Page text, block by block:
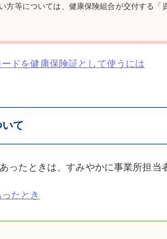
方等については、健康保険組合が交付する「
ドを健康保険証として使うには
て
ったときは、すみやかに事業所担当
たとき